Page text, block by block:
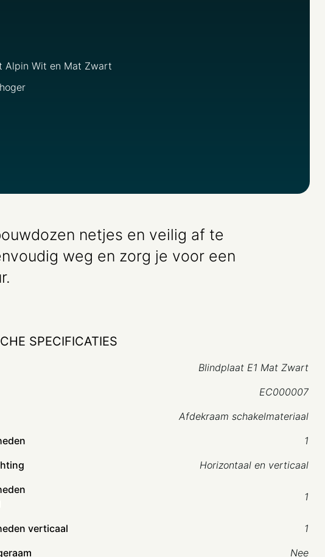
Alpin Wit en Mat Zwart
netjes en veilig af te
weg en zorg je voor een
SPECIFICATIES
Blindplaat E1 Mat Zwart
EC000007
Afdekraam schakelmateriaal
1
Horizontaal en verticaal
1
verticaal
1
Nee